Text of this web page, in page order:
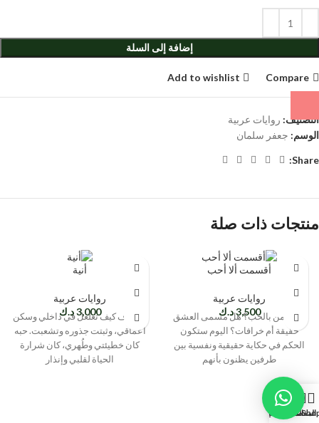
إضافة إلى السلة
Compare
Add to wishlist
التصنيف: روايات عربية
الوسم: جعفر سلمان
Share:
منتجات ذات صلة
أقسمت ألا أحب
روايات عربية
3,500د.ك
هل تؤمن بالحب؟ هل مسمى العشق
حقيقة أم خرافات؟ اليوم ستكون
الحكم في حكاية حقيقية ونفسية بين
طرفين يظنون بأنهم
أنية
روايات عربية
3,000 د.ك
لا أعرف كيف تغلغل في داخلي وسكن
أعماقي، وثبتت جذوره وتشعبت. حبه
كان خطيئتي وطُهري، كان شرارة
الحياة لقلبي وإنذار
المفضلة
السلةحسابيالرئيسية